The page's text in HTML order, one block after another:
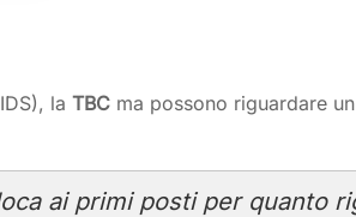
la TBC ma possono riguardare
ai primi posti per quanto